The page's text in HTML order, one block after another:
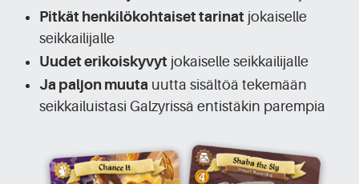
Pitkät henkilökohtaiset tarinat jokaiselle
seikkailijalle
Uudet erikoiskyvyt jokaiselle seikkailijalle
Ja paljon muuta uutta sisältöä tekemään
seikkailuistasi Galzyrissä entistäkin parempia